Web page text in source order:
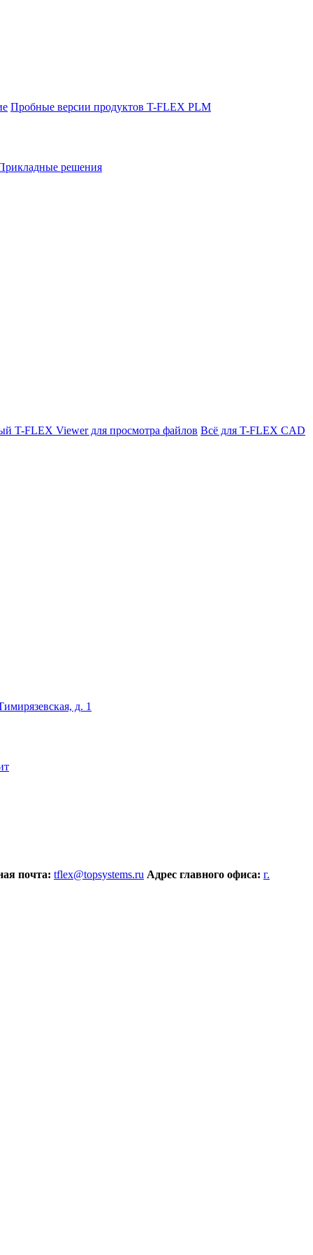
Пробные версии продуктов T-FLEX PLM
решения
T-FLEX Viewer для просмотра файлов Всё для T-FLEX CAD
д. 1
почта: tflex@topsystems.ru Адрес главного офиса: г.